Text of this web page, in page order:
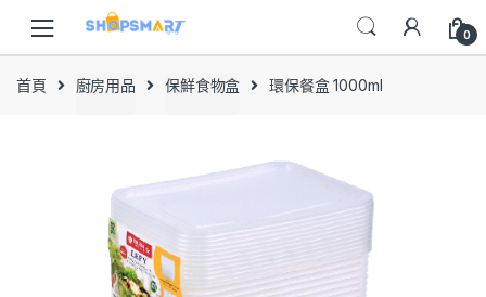
navigation
content
0
首頁 廚房用品 保鮮食物盒 環保餐盒 1000ml